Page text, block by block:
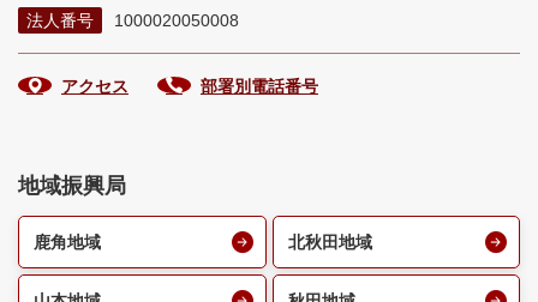
法人番号
1000020050008
アクセス 部署別電話番号
地域振興局
鹿角地域 北秋田地域